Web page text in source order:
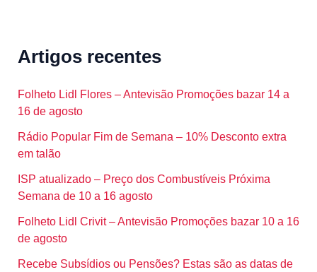
Artigos recentes
Folheto Lidl Flores – Antevisão Promoções bazar 14 a
16 de agosto
Rádio Popular Fim de Semana – 10% Desconto extra
em talão
ISP atualizado – Preço dos Combustíveis Próxima
Semana de 10 a 16 agosto
Folheto Lidl Crivit – Antevisão Promoções bazar 10 a 16
de agosto
Recebe Subsídios ou Pensões? Estas são as datas de